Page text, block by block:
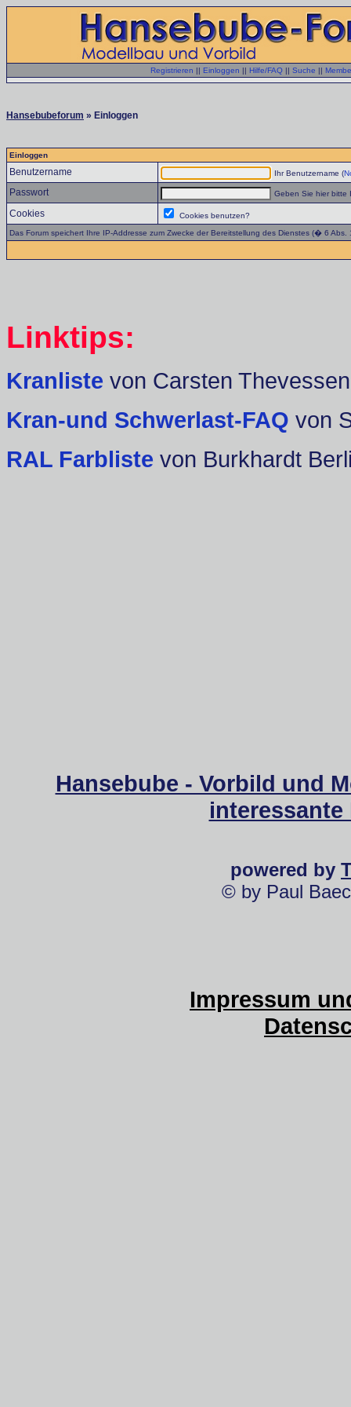
Registrieren || Einloggen || Hilfe/FAQ || Suche ||
Hansebubeforum » Einloggen
Einloggen
Benutzername Ihr Benutzername (
Passwort Geben Sie hier bitte
Cookies
Cookies benutzen?
Das Forum speichert Ihre IP-Addresse zum Zwecke der Bereitstellung des Dienstes (� 6
Linktips:
Kranliste von Carsten Thevessen
Kran-und Schwerlast-FAQ von
RAL Farbliste von Burkhardt
Hansebube - Vorbild und
powered by
© by Paul
Impressum